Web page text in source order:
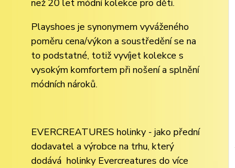
než 20 let módní kolekce pro děti.
Playshoes je synonymem vyváženého
poměru cena/výkon a soustředění se na
to podstatné, totiž vyvíjet kolekce s
vysokým komfortem při nošení a splnění
módních nároků.
EVERCREATURES holinky - jako přední
dodavatel a výrobce na trhu, který
dodává holinky Evercreatures do více